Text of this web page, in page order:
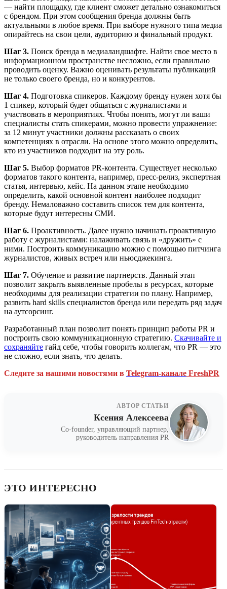
— найти площадку, где клиент сможет детально ознакомиться
с брендом. При этом сообщения бренда должны быть
актуальными в любое время. При выборе нужного типа медиа
опирайтесь на свои цели, аудиторию и финальный продукт.
Шаг 3. Поиск бренда в медиаландшафте. Найти свое место в
информационном пространстве несложно, если правильно
проводить оценку. Важно оценивать результаты публикаций
не только своего бренда, но и конкурентов.
Шаг 4. Подготовка спикеров. Каждому бренду нужен хотя бы
1 спикер, который будет общаться с журналистами и
участвовать в мероприятиях. Чтобы понять, могут ли ваши
специалисты стать спикерами, можно провести упражнение:
за 12 минут участники должны рассказать о своих
компетенциях в отрасли. На основе этого можно определить,
кто из участников подходит на эту роль.
Шаг 5. Выбор форматов PR-контента. Существует несколько
форматов такого контента, например, пресс-релиз, экспертная
статья, интервью, кейс. На данном этапе необходимо
определить, какой основной контент наиболее подходит
бренду. Немаловажно составить список тем для контента,
которые будут интересны СМИ.
Шаг 6. Проактивность. Далее нужно начинать проактивную
работу с журналистами: налаживать связь и «дружить» с
ними. Построить коммуникацию можно с помощью питчинга
журналистов, живых встреч или ньюсджекинга.
Шаг 7. Обучение и развитие партнерств. Данный этап
позволит закрыть выявленные пробелы в ресурсах, которые
необходимы для реализации стратегии по плану. Например,
развить hard skills специалистов бренда или передать ряд задач
на аутсорсинг.
Разработанный план позволит понять принцип работы PR и
построить свою коммуникационную стратегию. Скачивайте и
сохраняйте гайд себе, чтобы говорить коллегам, что PR — это
не сложно, если знать, что делать.
Следите за нашими новостями в Telegram-канале FreshPR
АВТОР СТАТЬИ
Ксения Алексеева
Co-founder, управляющий партнер,
руководитель направления PR
ЭТО ИНТЕРЕСНО